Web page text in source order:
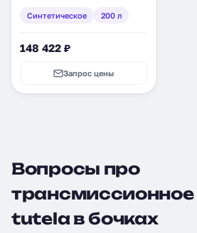
(15051100)
Синтетическое 200 л
148 422 ₽
Запрос цены
Вопросы про
tutela в бочках